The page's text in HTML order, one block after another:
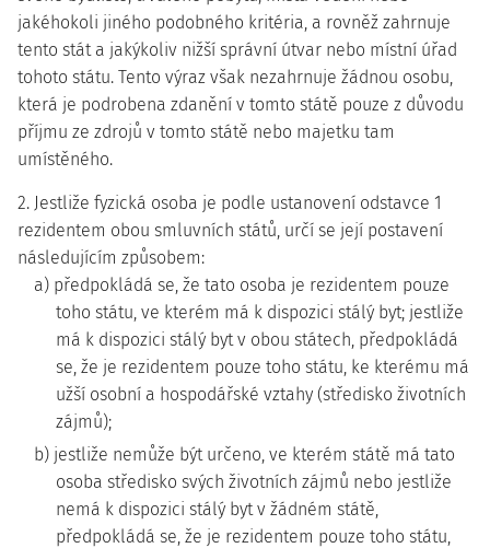
jakéhokoli jiného podobného kritéria, a rovněž zahrnuje
tento stát a jakýkoliv nižší správní útvar nebo místní úřad
tohoto státu. Tento výraz však nezahrnuje žádnou osobu,
která je podrobena zdanění v tomto státě pouze z důvodu
příjmu ze zdrojů v tomto státě nebo majetku tam
umístěného.
2. Jestliže fyzická osoba je podle ustanovení odstavce 1
rezidentem obou smluvních států, určí se její postavení
následujícím způsobem:
a) předpokládá se, že tato osoba je rezidentem pouze
toho státu, ve kterém má k dispozici stálý byt; jestliže
má k dispozici stálý byt v obou státech, předpokládá
se, že je rezidentem pouze toho státu, ke kterému má
užší osobní a hospodářské vztahy (středisko životních
zájmů);
b) jestliže nemůže být určeno, ve kterém státě má tato
osoba středisko svých životních zájmů nebo jestliže
nemá k dispozici stálý byt v žádném státě,
předpokládá se, že je rezidentem pouze toho státu,